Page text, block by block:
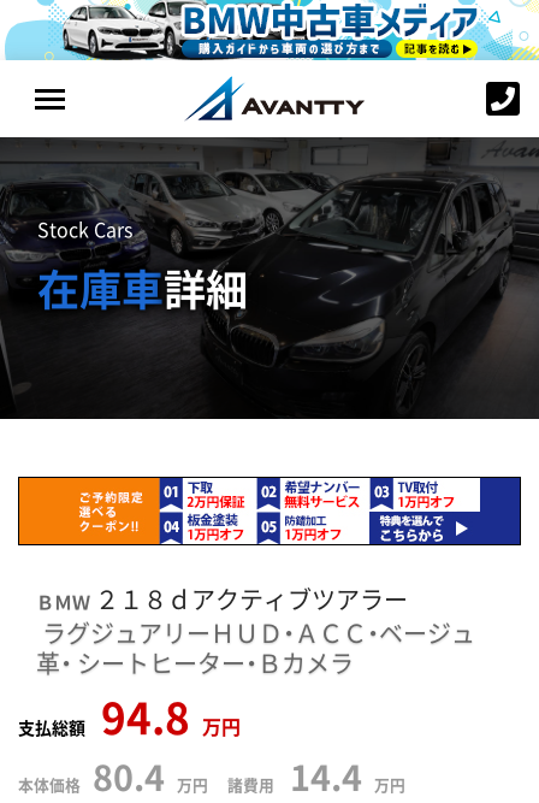
Stock Cars
在庫車詳細
ＢＭＷ ２１８ｄアクティブツアラー
ラグジュアリーＨＵＤ・ＡＣＣ・ベージュ
革・ シートヒーター・Ｂカメラ
支払総額 94.8 万円
本体価格 80.4 万円 諸費用 14.4 万円